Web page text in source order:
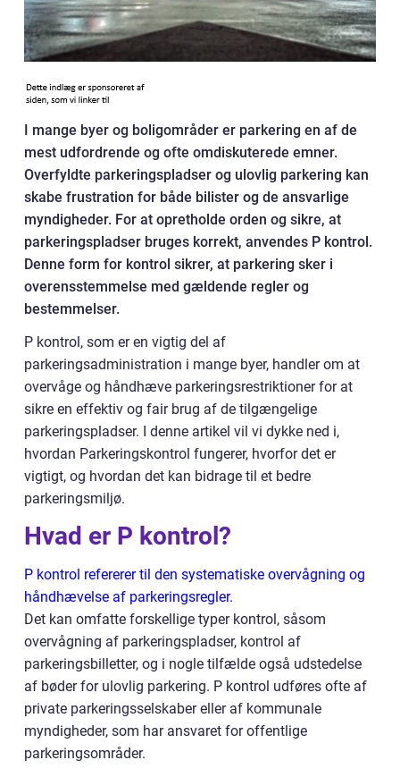
I mange byer og boligområder er parkering en af de
mest udfordrende og ofte omdiskuterede emner.
Overfyldte parkeringspladser og ulovlig parkering kan
skabe frustration for både bilister og de ansvarlige
myndigheder. For at opretholde orden og sikre, at
parkeringspladser bruges korrekt, anvendes P kontrol.
Denne form for kontrol sikrer, at parkering sker i
overensstemmelse med gældende regler og
bestemmelser.
P kontrol, som er en vigtig del af
parkeringsadministration i mange byer, handler om at
overvåge og håndhæve parkeringsrestriktioner for at
sikre en effektiv og fair brug af de tilgængelige
parkeringspladser. I denne artikel vil vi dykke ned i,
hvordan Parkeringskontrol fungerer, hvorfor det er
vigtigt, og hvordan det kan bidrage til et bedre
parkeringsmiljø.
Hvad er P kontrol?
P kontrol refererer til den systematiske overvågning og
håndhævelse af parkeringsregler.
Det kan omfatte forskellige typer kontrol, såsom
overvågning af parkeringspladser, kontrol af
parkeringsbilletter, og i nogle tilfælde også udstedelse
af bøder for ulovlig parkering. P kontrol udføres ofte af
private parkeringsselskaber eller af kommunale
myndigheder, som har ansvaret for offentlige
parkeringsområder.